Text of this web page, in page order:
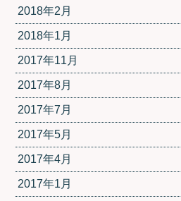
2018年2月
2018年1月
2017年11月
2017年8月
2017年7月
2017年5月
2017年4月
2017年1月